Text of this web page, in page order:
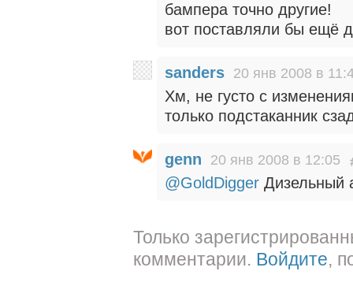
бампера точно другие!
вот поставляли бы ещё
sanders 20 янв 2008 в
Хм, не густо с
только подстаканник
genn 20 янв 2008 в 12:05
@GoldDigger Дизельный
Только
комментарии. Войдите,